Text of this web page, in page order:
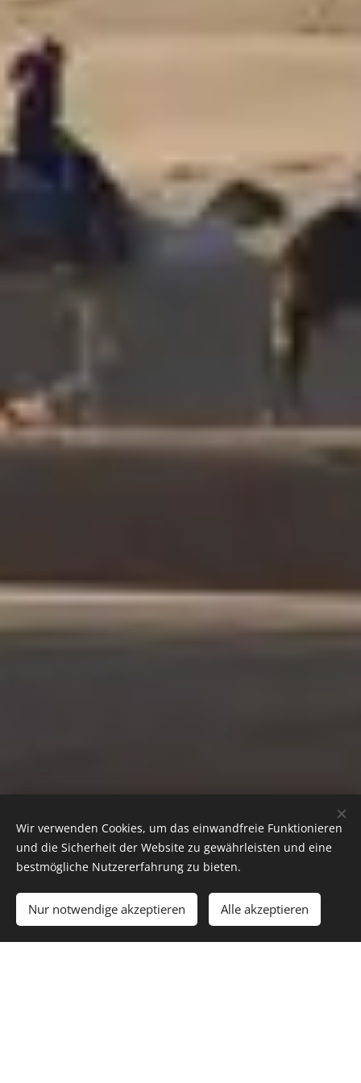
Wir verwenden Cookies, um das einwandfreie Funktionieren
und die Sicherheit der Website zu gewährleisten und eine
bestmögliche Nutzererfahrung zu bieten.
Nur notwendige akzeptieren Alle akzeptieren